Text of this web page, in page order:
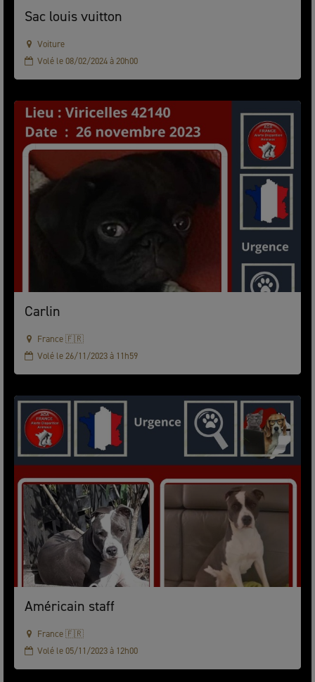
Sac louis vuitton
Voiture
Volé le 08/02/2024 à 20h00
Carlin
France 🇫🇷
Volé le 26/11/2023 à 11h59
Américain staff
France 🇫🇷
Volé le 05/11/2023 à 12h00